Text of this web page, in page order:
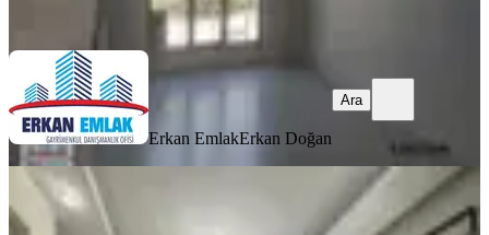
Erkan EmlakErkan Doğan
Ara
YENİ
Kıvanç Gayrimenkul 'den
Bostanbaşında Kiralık 3+1 Sıfır Daire